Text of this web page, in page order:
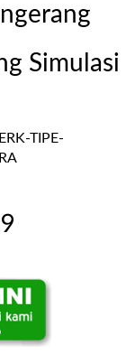
Simulasi
TIPE-